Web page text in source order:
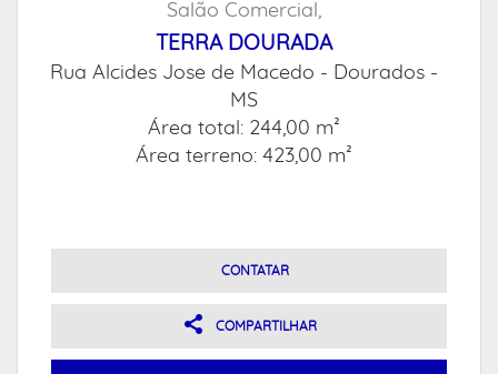
Salão Comercial,
TERRA DOURADA
Rua Alcides Jose de Macedo - Dourados -
MS
Área total: 244,00 m²
Área terreno: 423,00 m²
CONTATAR
COMPARTILHAR